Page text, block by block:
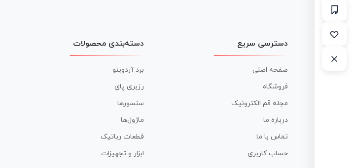
دسترسی سریع
صفحه اصلی
فروشگاه
مجله قم الکترونیک
درباره ما
تماس با ما
حساب کاربری
دسته‌بندی محصولات
برد آردوینو
رزبری پای
سنسورها
ماژول‌ها
قطعات رباتیک
ابزار و تجهیزات